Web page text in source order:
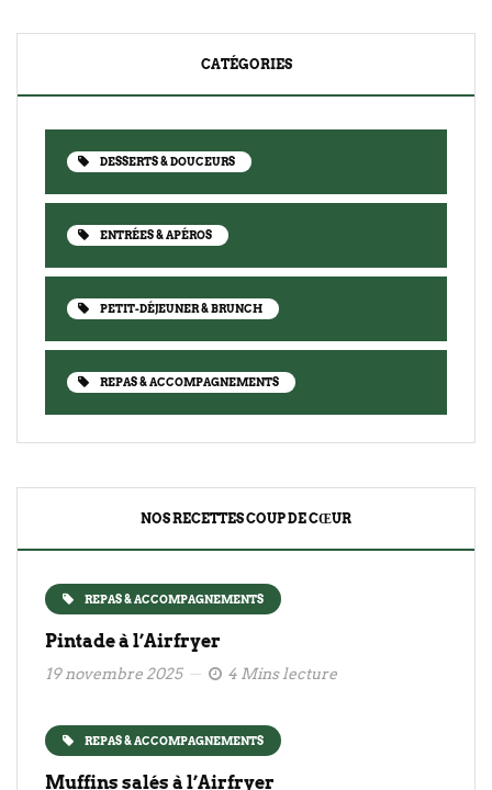
CATÉGORIES
DESSERTS & DOUCEURS
ENTRÉES & APÉROS
PETIT-DÉJEUNER & BRUNCH
REPAS & ACCOMPAGNEMENTS
NOS RECETTES COUP DE CŒUR
REPAS & ACCOMPAGNEMENTS
Pintade à l’Airfryer
19 novembre 2025 4 Mins lecture
REPAS & ACCOMPAGNEMENTS
Muffins salés à l’Airfryer